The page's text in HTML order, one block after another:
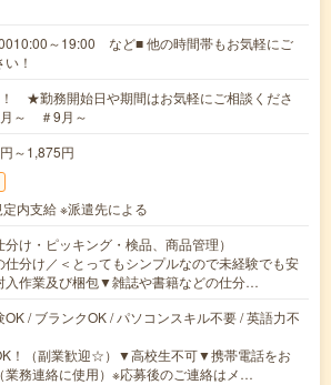
～19:00 など■ 他の時間帯もお気軽にご
！
★勤務開始日や期間はお気軽にご相談くださ
～ ＃9月～
～1,875円
内支給 ※派遣先による
け・ピッキング・検品、商品管理）
仕分け／＜とってもシンプルなので未経験でも安
作業及び梱包▼雑誌や書籍などの仕分…
OK / ブランクOK / パソコンスキル不要 / 英語力不
！（副業歓迎☆）▼高校生不可▼携帯電話をお
業務連絡に使用）※応募後のご連絡はメ…